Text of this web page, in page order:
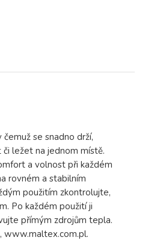
se snadno drží,
ležet na jednom místě.
a volnost při každém
rovném a stabilním
použitím zkontrolujte,
Po každém použití ji
přímým zdrojům tepla.
www.maltex.com.pl.